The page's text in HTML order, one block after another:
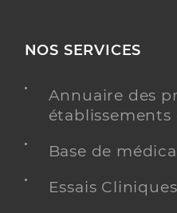
NOS SERVICES
Annuaire des
établissements
Base de
Essais Cliniques